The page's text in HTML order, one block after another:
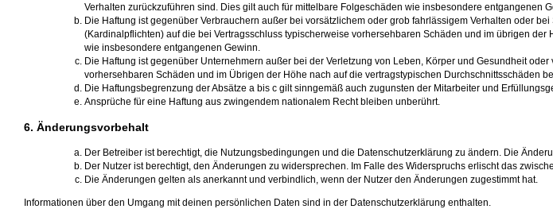
Verhalten zurückzuführen sind. Dies gilt auch für mittelbare Folgeschäden wie insbesondere entgangenen
Die Haftung ist gegenüber Verbrauchern außer bei vorsätzlichem oder grob fahrlässigem Verhalten oder
(Kardinalpflichten) auf die bei Vertragsschluss typischerweise vorhersehbaren Schäden und im übrigen
wie insbesondere entgangenen Gewinn.
Die Haftung ist gegenüber Unternehmern außer bei der Verletzung von Leben, Körper und Gesundheit
vorhersehbaren Schäden und im Übrigen der Höhe nach auf die vertragstypischen Durchschnittsschäden
Die Haftungsbegrenzung der Absätze a bis c gilt sinngemäß auch zugunsten der Mitarbeiter und
Ansprüche für eine Haftung aus zwingendem nationalem Recht bleiben unberührt.
6. Änderungsvorbehalt
Der Betreiber ist berechtigt, die Nutzungsbedingungen und die Datenschutzerklärung zu ändern. Die
Der Nutzer ist berechtigt, den Änderungen zu widersprechen. Im Falle des Widerspruchs erlischt das
Die Änderungen gelten als anerkannt und verbindlich, wenn der Nutzer den Änderungen zugestimmt hat.
Informationen über den Umgang mit deinen persönlichen Daten sind in der Datenschutzerklärung enthalten.